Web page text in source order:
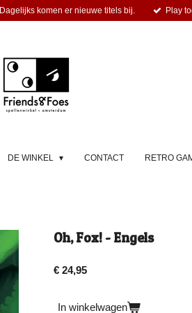
Dagelijks komen er nieuwe titels bij. Play
DE WINKEL CONTACT RETRO
Oh, Fox! - Engels
€ 24,95
In winkelwagen